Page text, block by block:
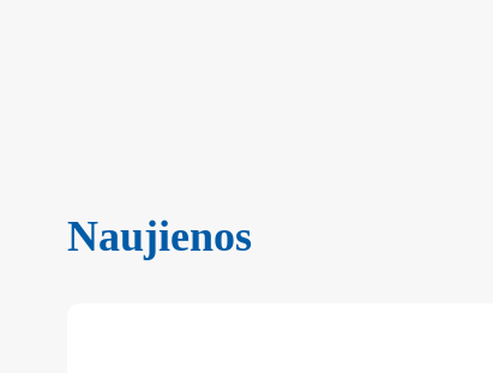
Naujienos